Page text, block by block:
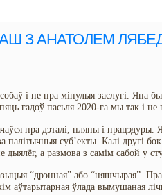
З АНАТОЛЕМ
і не пра мінулыя заслугі. Яна
гадоў пасьля 2020-га мы так і не
пра дэталі, пляны і
палітычныя суб’екты. Калі другі
а размова з самім сабой у
“дрэнная” або “няшчырая”.
аўтарытарная ўлада вымушаная